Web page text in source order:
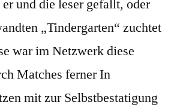
und die leser gefallt, oder
„Tindergarten“ zuchtet
war im Netzwerk diese
Matches ferner In
mit zur Selbstbestatigung